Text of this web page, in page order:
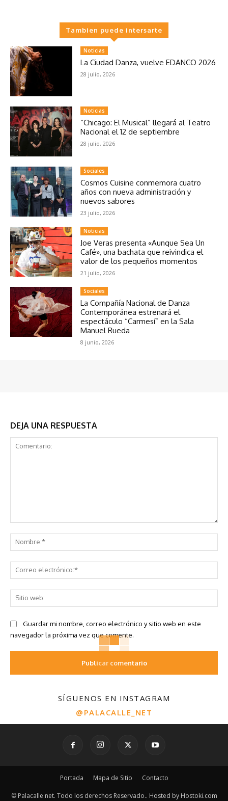
Tambien puede intersarte
Noticias
La Ciudad Danza, vuelve EDANCO 2026
28 julio, 2026
Noticias
“Chicago: El Musical” llegará al Teatro
Nacional el 12 de septiembre
28 julio, 2026
Sociales
Cosmos Cuisine conmemora cuatro
años con nueva administración y
nuevos sabores
23 julio, 2026
Noticias
Joe Veras presenta «Aunque Sea Un
Café», una bachata que reivindica el
valor de los pequeños momentos
21 julio, 2026
Sociales
La Compañía Nacional de Danza
Contemporánea estrenará el
espectáculo “Carmesí” en la Sala
Manuel Rueda
8 junio, 2026
DEJA UNA RESPUESTA
Guardar mi nombre, correo electrónico y sitio web en este
navegador la próxima vez que comente.
SÍGUENOS EN INSTAGRAM
@PALACALLE_NET
Portada Mapa de Sitio Contacto
© Palacalle.net. Todo los derechos Reservado.. Hosted by Hostoki.com